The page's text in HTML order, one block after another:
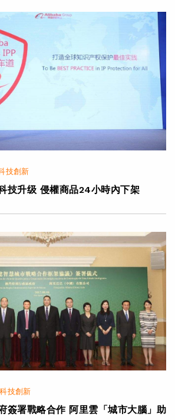
技創新
技升级 侵權商品24小時內下架
科技創新
簽署戰略合作 阿里雲「城市大腦」助